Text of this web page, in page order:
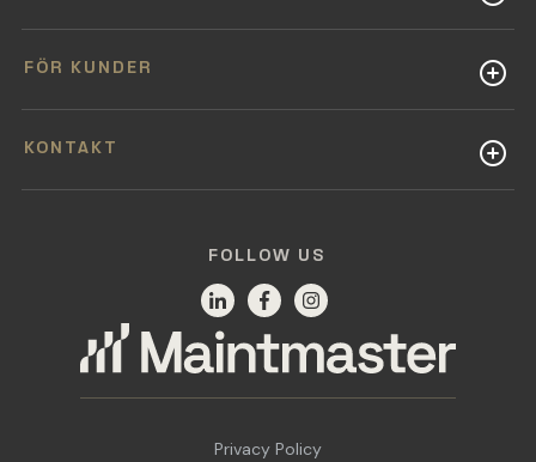
FÖR KUNDER
KONTAKT
FOLLOW US
Privacy Policy